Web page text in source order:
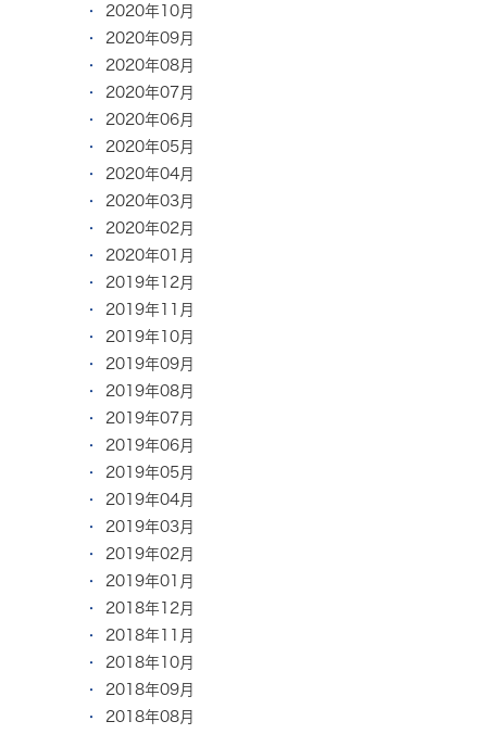
2020年10月
2020年09月
2020年08月
2020年07月
2020年06月
2020年05月
2020年04月
2020年03月
2020年02月
2020年01月
2019年12月
2019年11月
2019年10月
2019年09月
2019年08月
2019年07月
2019年06月
2019年05月
2019年04月
2019年03月
2019年02月
2019年01月
2018年12月
2018年11月
2018年10月
2018年09月
2018年08月